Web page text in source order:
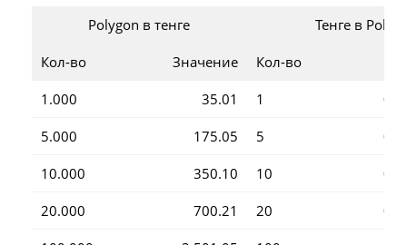
Polygon в тенге Тенге в
Кол-во Значение Кол-во
1.000 35.01 1
5.000 175.05 5
10.000 350.10 10
20.000 700.21 20